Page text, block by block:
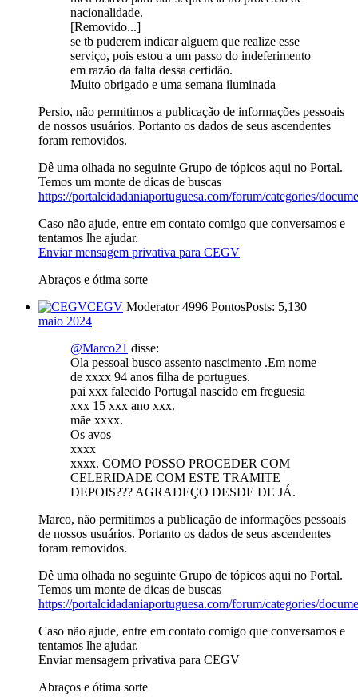
nacionalidade.
[Removido...]
se tb puderem indicar alguem que realize esse
serviço, pois estou a um passo do indeferimento
em razão da falta dessa certidão.
Muito obrigado e uma semana iluminada
Persio, não permitimos a publicação de informações pessoais
de nossos usuários. Portanto os dados de seus ascendentes
foram removidos.
Dê uma olhada no seguinte Grupo de tópicos aqui no Portal.
Temos um monte de dicas de buscas
https://portalcidadaniaportuguesa.com/forum/categories/
Caso não ajude, entre em contato comigo que conversamos e
tentamos lhe ajudar.
Enviar mensagem privativa para CEGV
Abraços e ótima sorte
CEGV Moderator 4996 PontosPosts: 5,130
maio 2024
@Marco21 disse:
Ola pessoal busco assento nascimento .Em nome
de xxxx 94 anos filha de portugues.
pai xxx falecido Portugal nascido em freguesia
xxx 15 xxx ano xxx.
mãe xxxx.
Os avos
xxxx
xxxx. COMO POSSO PROCEDER COM
CELERIDADE COM ESTE TRAMITE
DEPOIS??? AGRADEÇO DESDE DE JÁ.
Marco, não permitimos a publicação de informações pessoais
de nossos usuários. Portanto os dados de seus ascendentes
foram removidos.
Dê uma olhada no seguinte Grupo de tópicos aqui no Portal.
Temos um monte de dicas de buscas
https://portalcidadaniaportuguesa.com/forum/categories/
Caso não ajude, entre em contato comigo que conversamos e
tentamos lhe ajudar.
Enviar mensagem privativa para CEGV
Abraços e ótima sorte